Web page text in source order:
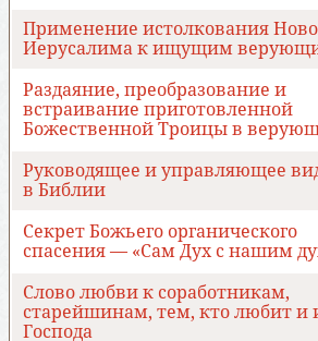
Применение истолкования
Иерусалима к ищущим
Раздаяние, преобразование и
встраивание приготовленной
Божественной Троицы в
Руководящее и управляющее
в Библии
Секрет Божьего органического
спасения — «Сам Дух с нашим
Слово любви к соработникам,
старейшинам, тем, кто любит и
Господа